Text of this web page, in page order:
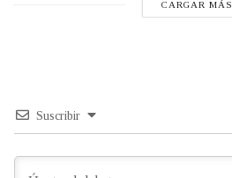
CARGAR MÁS
Suscribir